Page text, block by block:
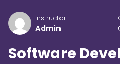
Instructor
Admin
Software